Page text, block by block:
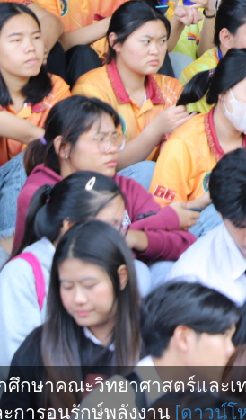
กษาคณะวิทยาศาสตร์และเ
การอนุรักษ์พลังงาน [ดาวน์โ